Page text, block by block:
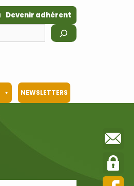
Devenir adhérent
NEWSLETTERS